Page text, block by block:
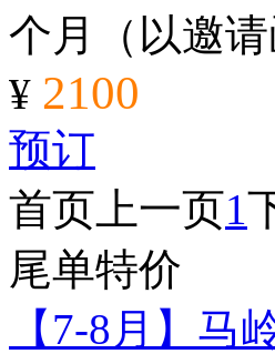
个月（以邀请
¥ 2100
预订
首页 上一页1
尾单特价
【7-8月】马